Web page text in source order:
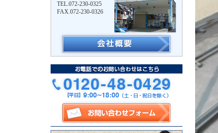
TEL.072-230-0325
FAX.072-230-0326